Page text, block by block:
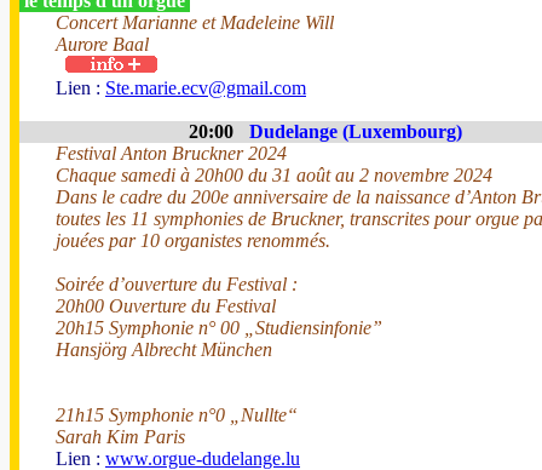
Concert Marianne et Madeleine Will
Aurore Baal
Lien : Ste.marie.ecv@gmail.com
20:00
Dudelange (Luxembourg)
Festival Anton Bruckner 2024
Chaque samedi à 20h00 du 31 août au 2 novembre 2024
Dans le cadre du 200e anniversaire de la naissance d’Anton
toutes les 11 symphonies de Bruckner, transcrites pour orgue
jouées par 10 organistes renommés.
Soirée d’ouverture du Festival :
20h00 Ouverture du Festival
20h15 Symphonie n° 00 „Studiensinfonie”
Hansjörg Albrecht München
21h15 Symphonie n°0 „Nullte“
Sarah Kim Paris
Lien : www.orgue-dudelange.lu